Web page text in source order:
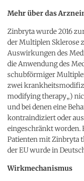
Mehr über das
Zinbryta wurde 2016
der Multiplen Sklerose
Auswirkungen des
die Anwendung des
schubförmiger
zwei
modifying therapy„)
und bei denen eine
kontraindiziert oder
eingeschränkt worden.
Patienten mit Zinbryta
der EUwurde in
Wirkmechanismus